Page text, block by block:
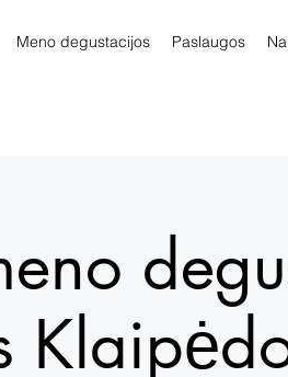
Meno degustacijos Paslaugos